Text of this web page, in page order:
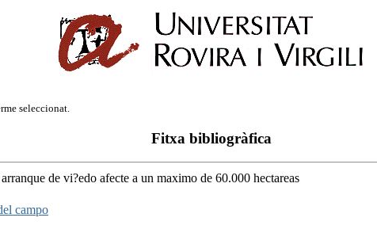
seleccionat.
Fitxa bibliogràfica
de vi?edo afecte a un maximo de 60.000 hectareas
campo